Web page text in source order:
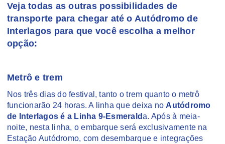
Veja todas as outras possibilidades de
transporte para chegar até o Autódromo de
Interlagos para que você escolha a melhor
opção:
Metrô e trem
Nos três dias do festival, tanto o trem quanto o metrô
funcionarão 24 horas. A linha que deixa no Autódromo
de Interlagos é a Linha 9-Esmeralda. Após à meia-
noite, nesta linha, o embarque será exclusivamente na
Estação Autódromo, com desembarque e integrações